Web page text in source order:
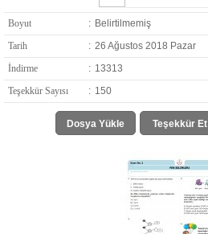
Boyut : Belirtilmemiş
Tarih
: 26 Ağustos 2018 Pazar
İndirme
: 13313
Teşekkür Sayısı
: 150
Dosya Yükle Teşekkür Et